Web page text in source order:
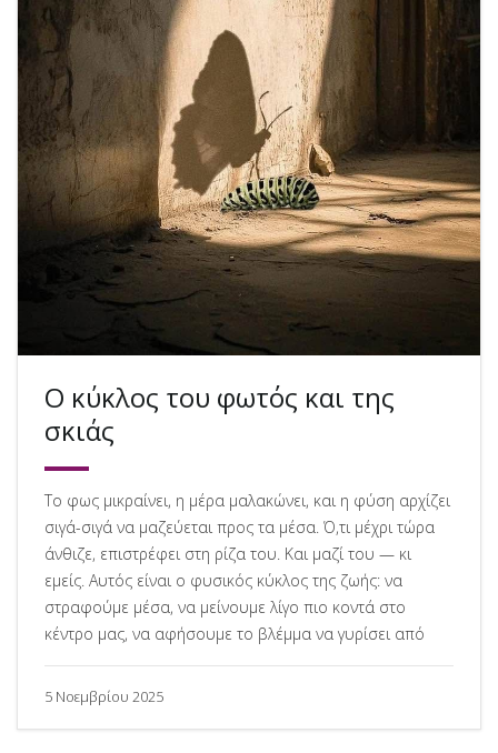
Ο κύκλος του φωτός και της
σκιάς
Το φως μικραίνει, η μέρα μαλακώνει, και η φύση αρχίζει
σιγά-σιγά να μαζεύεται προς τα μέσα. Ό,τι μέχρι τώρα
άνθιζε, επιστρέφει στη ρίζα του. Και μαζί του — κι
εμείς. Αυτός είναι ο φυσικός κύκλος της ζωής: να
στραφούμε μέσα, να μείνουμε λίγο πιο κοντά στο
κέντρο μας, να αφήσουμε το βλέμμα να γυρίσει από
5 Νοεμβρίου 2025